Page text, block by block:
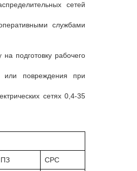
сетей
службами
подготовку рабочего
или повреждения при
сетях 0,4-35
ПЗ СРС